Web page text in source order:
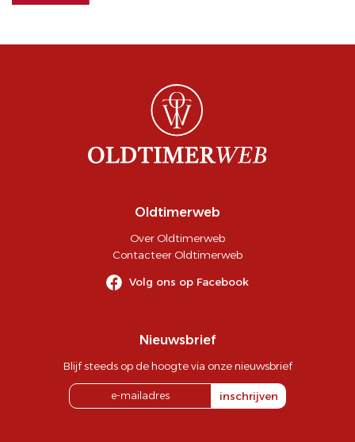
Oldtimerweb
Over Oldtimerweb
Contacteer Oldtimerweb
Volg ons op Facebook
Nieuwsbrief
Blijf steeds op de hoogte via onze nieuwsbrief
inschrijven